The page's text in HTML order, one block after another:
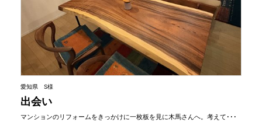
愛知県 S様
出会い
マンションのリフォームをきっかけに一枚板を見に木馬さんへ。考えて･･･